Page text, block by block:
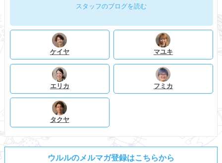
スタッフのブログを読む
ケイヤ マユキ
エリカ フミカ
タクヤ
ウルルのメルマガ登録はこちらから